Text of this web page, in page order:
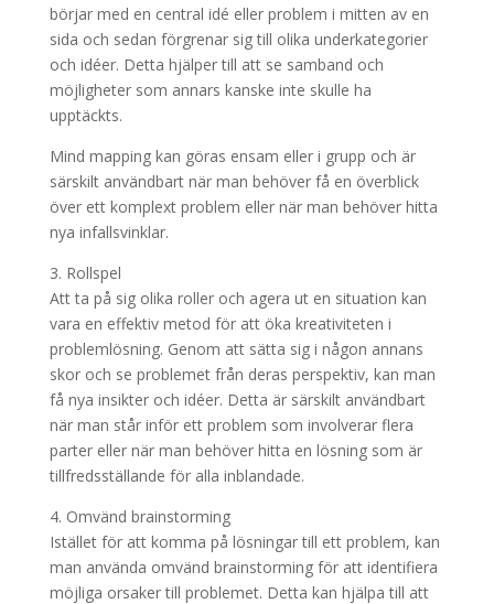
börjar med en central idé eller problem i mitten av en
sida och sedan förgrenar sig till olika underkategorier
och idéer. Detta hjälper till att se samband och
möjligheter som annars kanske inte skulle ha
upptäckts.
Mind mapping kan göras ensam eller i grupp och är
särskilt användbart när man behöver få en överblick
över ett komplext problem eller när man behöver hitta
nya infallsvinklar.
3. Rollspel
Att ta på sig olika roller och agera ut en situation kan
vara en effektiv metod för att öka kreativiteten i
problemlösning. Genom att sätta sig i någon annans
skor och se problemet från deras perspektiv, kan man
få nya insikter och idéer. Detta är särskilt användbart
när man står inför ett problem som involverar flera
parter eller när man behöver hitta en lösning som är
tillfredsställande för alla inblandade.
4. Omvänd brainstorming
Istället för att komma på lösningar till ett problem, kan
man använda omvänd brainstorming för att identifiera
möjliga orsaker till problemet. Detta kan hjälpa till att